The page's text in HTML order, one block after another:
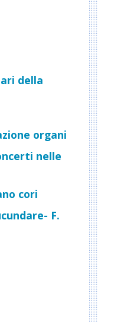
della
organi
nelle
cori
F.